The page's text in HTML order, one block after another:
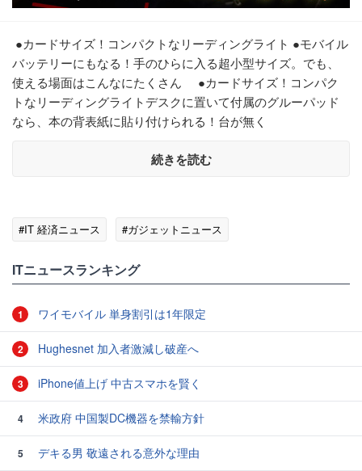
●カードサイズ！コンパクトなリーディングライト ●モバイル
バッテリーにもなる！手のひらに入る超小型サイズ。でも、
使える場面はこんなにたくさん ●カードサイズ！コンパク
トなリーディングライトデスクに置いて付属のグルーパッド
なら、本の背表紙に貼り付けられる！台が無く
続きを読む
#IT 経済ニュース #ガジェットニュース
ITニュースランキング
1 ワイモバイル 単身割引は1年限定
2 Hughesnet 加入者激減し破産へ
3 iPhone値上げ 中古スマホを賢く
4 米政府 中国製DC機器を禁輸方針
5
デキる男 敬遠される意外な理由